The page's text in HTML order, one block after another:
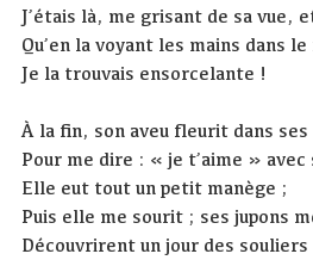
J’étais là, me grisant de sa vue,
Qu’en la voyant les mains dans
Je la trouvais ensorcelante !
À la fin, son aveu fleurit dans ses
Pour me dire : « je t’aime » avec
Elle eut tout un petit manège ;
Puis elle me sourit ; ses jupons
Découvrirent un jour des souliers